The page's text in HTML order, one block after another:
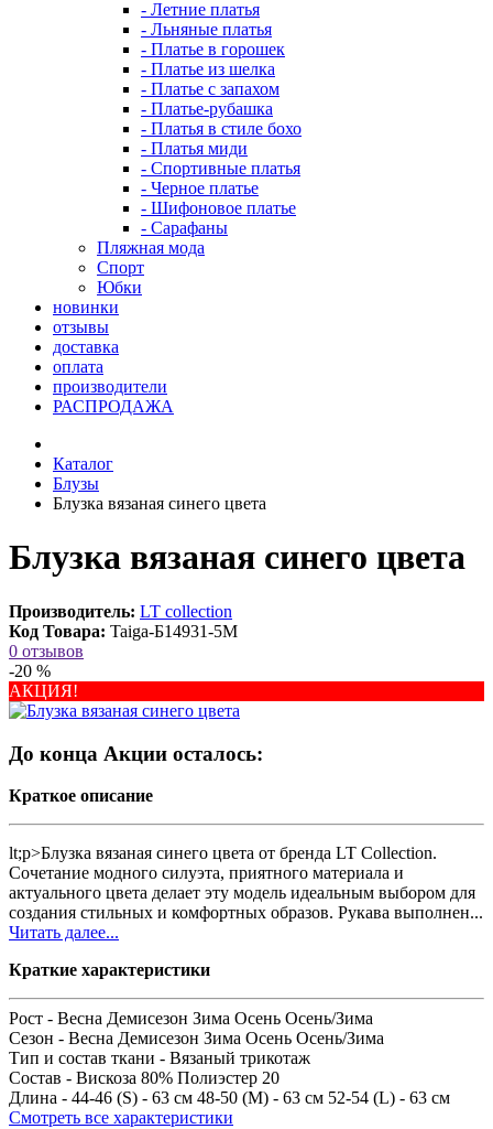
- Летние платья
- Льняные платья
- Платье в горошек
- Платье из шелка
- Платье с запахом
- Платье-рубашка
- Платья в стиле бохо
- Платья миди
- Спортивные платья
- Черное платье
- Шифоновое платье
- Сарафаны
Пляжная мода
Спорт
Юбки
новинки
отзывы
доставка
оплата
производители
РАСПРОДАЖА
Каталог
Блузы
Блузка вязаная синего цвета
Блузка вязаная синего цвета
Производитель: LT collection
Код Товара: Taiga-Б14931-5М
0 отзывов
-20 %
АКЦИЯ!
До конца Акции осталось:
Краткое описание
lt;p>Блузка вязаная синего цвета от бренда LT Collection.
Сочетание модного силуэта, приятного материала и
актуального цвета делает эту модель идеальным выбором для
создания стильных и комфортных образов. Рукава выполнен...
Читать далее...
Краткие характеристики
Рост - Весна Демисезон Зима Осень Осень/Зима
Сезон - Весна Демисезон Зима Осень Осень/Зима
Тип и состав ткани - Вязаный трикотаж
Состав - Вискоза 80% Полиэстер 20
Длина - 44-46 (S) - 63 см 48-50 (М) - 63 см 52-54 (L) - 63 см
Смотреть все характеристики